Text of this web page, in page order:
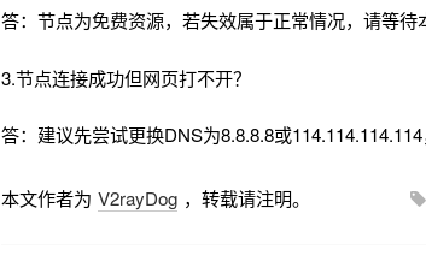
答：节点为免费资源，若失效属于正常情况，请等待
3.节点连接成功但网页打不开？
答：建议先尝试更换DNS为8.8.8.8或
本文作者为 V2rayDog ，转载请注明。